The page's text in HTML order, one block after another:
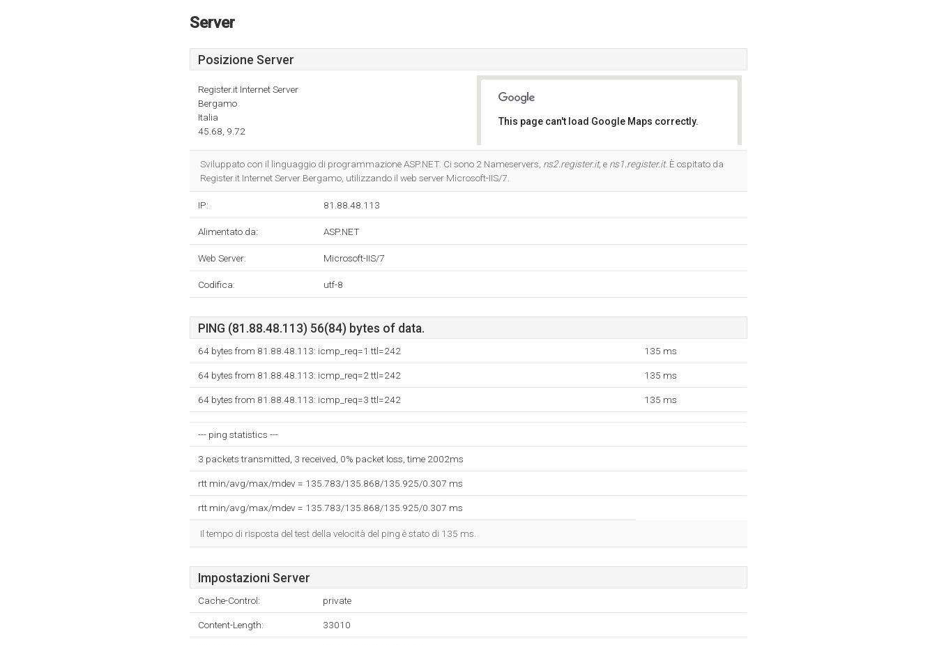
Server
Posizione Server
Register.it Internet Server
Bergamo
Italia
45.68, 9.72
This page can't load Google Maps correctly.
Sviluppato con il linguaggio di programmazione ASP.NET. Ci sono 2 Nameservers, ns2.register.it, e ns1.register.it. È ospitato da
Register.it Internet Server Bergamo, utilizzando il web server Microsoft-IIS/7.
IP: 81.88.48.113
Alimentato da: ASP.NET
Web Server: Microsoft-IIS/7
Codifica: utf-8
PING (81.88.48.113) 56(84) bytes of data.
64 bytes from 81.88.48.113: icmp_req=1 ttl=242 135 ms
64 bytes from 81.88.48.113: icmp_req=2 ttl=242 135 ms
64 bytes from 81.88.48.113: icmp_req=3 ttl=242 135 ms
--- ping statistics ---
3 packets transmitted, 3 received, 0% packet loss, time 2002ms
rtt min/avg/max/mdev = 135.783/135.868/135.925/0.307 ms
rtt min/avg/max/mdev = 135.783/135.868/135.925/0.307 ms
Il tempo di risposta del test della velocità del ping è stato di 135 ms.
Impostazioni Server
Cache-Control: private
Content-Length: 33010